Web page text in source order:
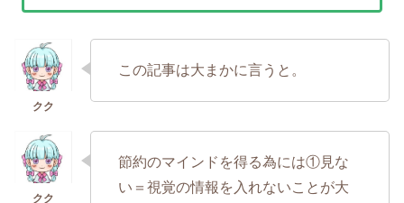
この記事は大まかに言うと。
節約のマインドを得る為には①見な
い＝視覚の情報を入れないことが大